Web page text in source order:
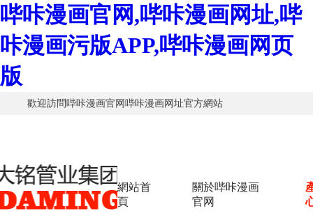
哔咔漫画官网,哔咔漫画网址,哔
咔漫画污版APP,哔咔漫画网页
版
歡迎訪問哔咔漫画官网哔咔漫画网址官方網站
網站首
頁
關於哔咔漫画
官网